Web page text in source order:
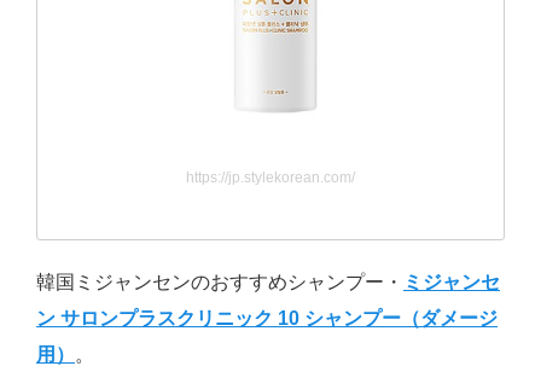
https://jp.stylekorean.com/
韓国ミジャンセンのおすすめシャンプー・ ミジャンセ
ン サロンプラスクリニック 10 シャンプー（ダメージ
用）
。